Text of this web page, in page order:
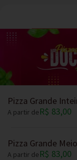
Pizza Grande
A partir deR$ 83,00
Pizza Grande
A partir deR$ 83,00